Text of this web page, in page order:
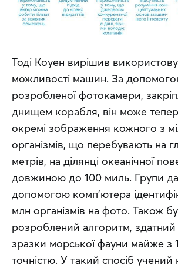
Тоді Коуен вирішив
можливості машин. За
розробленої фотокамери,
днищем корабля, він може
окремі зображення кожного з
організмів, що перебувають на
метрів, на ділянці океанічної
довжиною до 100 миль. Групи
допомогою комп’ютера
млн організмів на фото. Також
розроблений алгоритм, здатний
зразки морської фауни майже з
точністю. У такий спосіб